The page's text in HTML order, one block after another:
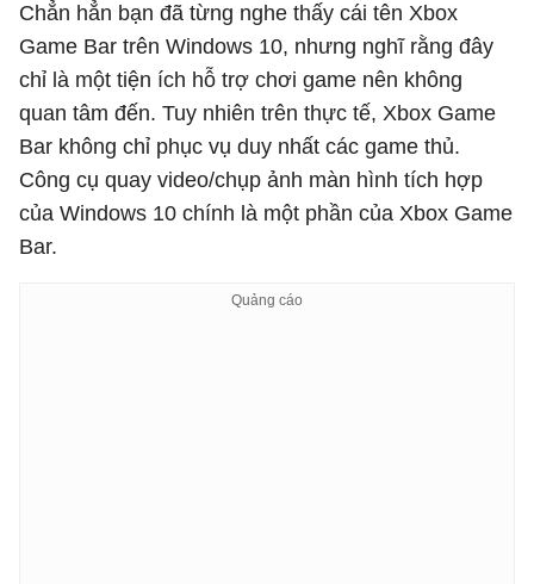
Chẳn hẳn bạn đã từng nghe thấy cái tên Xbox
Game Bar trên Windows 10, nhưng nghĩ rằng đây
chỉ là một tiện ích hỗ trợ chơi game nên không
quan tâm đến. Tuy nhiên trên thực tế, Xbox Game
Bar không chỉ phục vụ duy nhất các game thủ.
Công cụ quay video/chụp ảnh màn hình tích hợp
của Windows 10 chính là một phần của Xbox Game
Bar.